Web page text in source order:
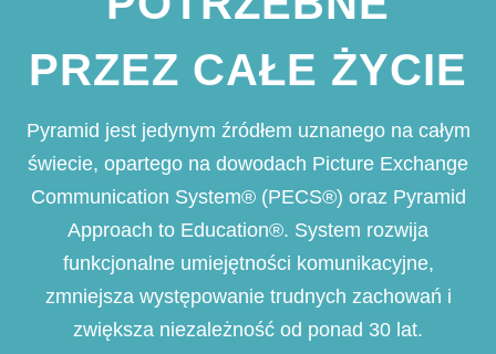
PRZEZ CAŁE ŻYCIE
Pyramid jest jedynym źródłem uznanego na całym
świecie, opartego na dowodach Picture Exchange
Communication System®(PECS®) oraz Pyramid
Approach to Education®. System rozwija
funkcjonalne umiejętności komunikacyjne,
zmniejsza występowanie trudnych zachowań i
zwiększa niezależność od ponad 30 lat.